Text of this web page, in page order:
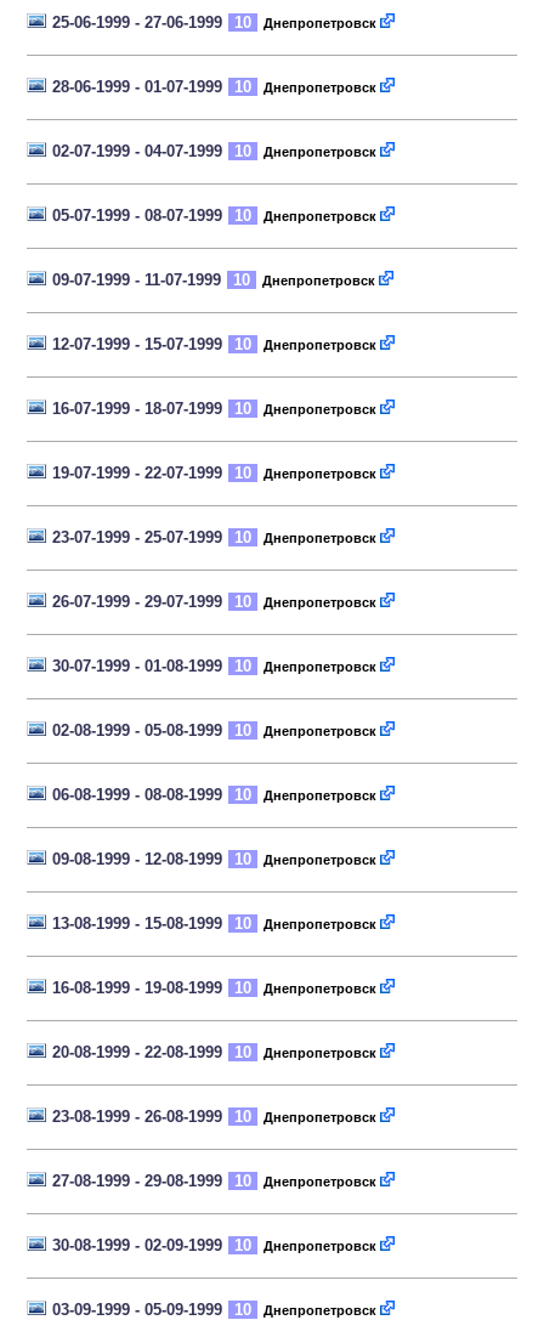
25-06-1999 - 27-06-1999 10 Днепропетровск
28-06-1999 - 01-07-1999 10 Днепропетровск
02-07-1999 - 04-07-1999 10 Днепропетровск
05-07-1999 - 08-07-1999 10 Днепропетровск
09-07-1999 - 11-07-1999 10 Днепропетровск
12-07-1999 - 15-07-1999 10 Днепропетровск
16-07-1999 - 18-07-1999 10 Днепропетровск
19-07-1999 - 22-07-1999 10 Днепропетровск
23-07-1999 - 25-07-1999 10 Днепропетровск
26-07-1999 - 29-07-1999 10 Днепропетровск
30-07-1999 - 01-08-1999 10 Днепропетровск
02-08-1999 - 05-08-1999 10 Днепропетровск
06-08-1999 - 08-08-1999 10 Днепропетровск
09-08-1999 - 12-08-1999 10 Днепропетровск
13-08-1999 - 15-08-1999 10 Днепропетровск
16-08-1999 - 19-08-1999 10 Днепропетровск
20-08-1999 - 22-08-1999 10 Днепропетровск
23-08-1999 - 26-08-1999 10 Днепропетровск
27-08-1999 - 29-08-1999 10 Днепропетровск
30-08-1999 - 02-09-1999 10 Днепропетровск
03-09-1999 - 05-09-1999 10 Днепропетровск